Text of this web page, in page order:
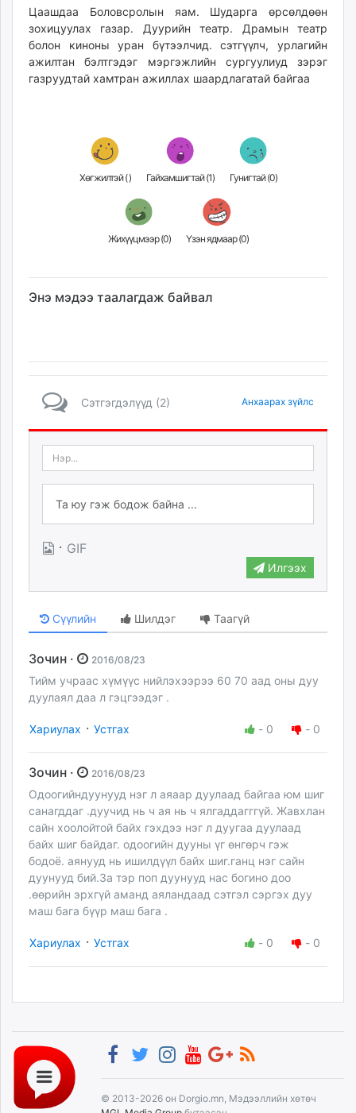
Цаашдаа Боловсролын яам. Шударга өрсөлдөөн
зохицуулах газар. Дуурийн театр. Драмын театр
болон киноны уран бүтээлчид. сэтгүүлч, урлагийн
ажилтан бэлтгэдэг мэргэжлийн сургуулиуд зэрэг
газруудтай хамтран ажиллах шаардлагатай байгаа
Хөгжилтэй () Гайхамшигтай (1) Гунигтай (0)
Жихүүцмээр (0) Үзэн ядмаар (0)
Энэ мэдээ таалагдаж байвал
Сэтгэгдэлүүд (2) Анхаарах зүйлс
· GIF
Илгээх
Сүүлийн Шилдэг Таагүй
Зочин · 2016/08/23
Тийм учраас хүмүүс нийлэхээрээ 60 70 аад оны дуу
дуулаял даа л гэцгээдэг .
Хариулах · Устгах - 0 - 0
Зочин · 2016/08/23
Одоогийндуунууд нэг л аяаар дуулаад байгаа юм шиг
санагддаг .дуучид нь ч ая нь ч ялгаддагггүй. Жавхлан
сайн хоолойтой байх гэхдээ нэг л дуугаа дуулаад
байх шиг байдаг. одоогийн дууны үг өнгөрч гэж
бодоё. аянууд нь ишилдүүл байх шиг.ганц нэг сайн
дуунууд бий.За тэр поп дуунууд нас богино доо
.өөрийн эрхгүй аманд аяландаад сэтгэл сэргэх дуу
маш бага бүүр маш бага .
Хариулах · Устгах - 0 - 0
© 2013-2026 он Dorgio.mn, Мэдээллийн хөтөч